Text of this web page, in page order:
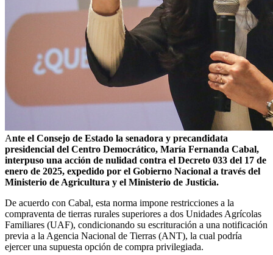
Ante el Consejo de Estado la senadora y precandidata
presidencial del Centro Democrático, María Fernanda Cabal,
interpuso una acción de nulidad contra el Decreto 033 del 17 de
enero de 2025, expedido por el Gobierno Nacional a través del
Ministerio de Agricultura y el Ministerio de Justicia.
De acuerdo con Cabal, esta norma impone restricciones a la
compraventa de tierras rurales superiores a dos Unidades Agrícolas
Familiares (UAF), condicionando su escrituración a una notificación
previa a la Agencia Nacional de Tierras (ANT), la cual podría
ejercer una supuesta opción de compra privilegiada.